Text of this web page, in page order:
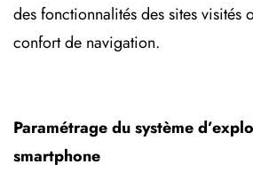
des fonctionnalités des sites visités
confort de navigation.
Paramétrage du système
smartphone